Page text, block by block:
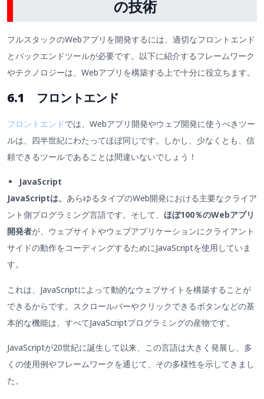
の技術
フルスタックのWebアプリを開発するには、適切なフロントエンド
とバックエンドツールが必要です。以下に紹介するフレームワーク
やテクノロジーは、Webアプリを構築する上で十分に役立ちます。
6.1 フロントエンド
フロントエンドでは、Webアプリ開発やウェブ開発に使うべきツー
ルは、四半世紀にわたってほぼ同じです。しかし、少なくとも、信
頼できるツールであることは間違いないでしょう！
JavaScript
JavaScriptは、 あらゆるタイプのWeb開発における主要なクライア
ント側プログラミング言語です。そして、 ほぼ100％のWebアプリ
開発者が、ウェブサイトやウェブアプリケーションにクライアント
サイドの動作をコーディングするためにJavaScriptを使用していま
す。
これは、JavaScriptによって動的なウェブサイトを構築することが
できるからです。スクロールバーやクリックできるボタンなどの基
本的な機能は、すべてJavaScriptプログラミングの産物です。
JavaScriptが20世紀に誕生して以来、この言語は大きく発展し、多
くの使用例やフレームワークを通じて、その多様性を示してきまし
た。